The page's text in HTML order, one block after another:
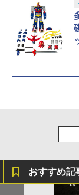
おすすめ記